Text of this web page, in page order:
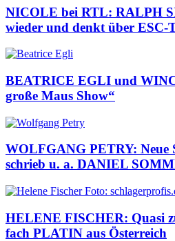
NICOLE bei RTL: RALPH
wieder und denkt über ESC-
BEATRICE EGLI und
große Maus Show“
WOLFGANG PETRY: Neue
schrieb u. a. DANIEL
HELENE FISCHER: Quasi
fach PLATIN aus Österreich